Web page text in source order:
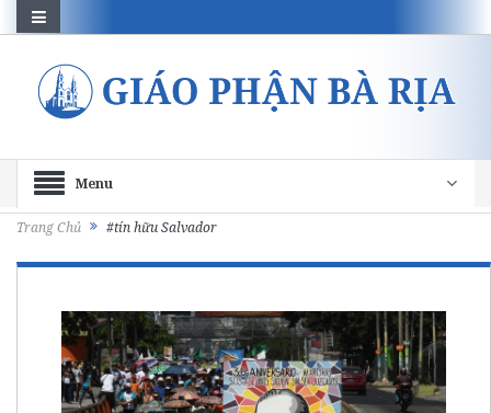
Menu
Trang Chủ #tín hữu Salvador